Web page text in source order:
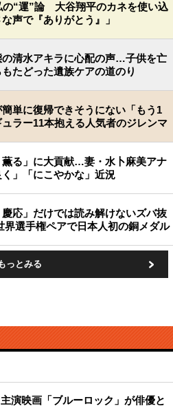
の“運”論 大谷翔平のカネを使い込
声で『ありがとう』」
清水アキラに心配の声…子供を亡
たどった遺族ケアの道のり
単に復帰できそうにない「もう1
ラー11本抱える人気者のジレンマ
る」に大貢献…妻・水卜麻美アナ
」「にこやかな」近況
応」だけでは読み解けないズバ抜
界選手権ペアで日本人初の銅メダル
っとみる
演映画「ブルーロック」が俳優と